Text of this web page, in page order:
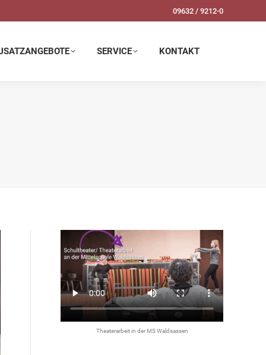
09632 / 9212-0
SERVICE KONTAKT
Theaterarbeit in der MS Waldsassen